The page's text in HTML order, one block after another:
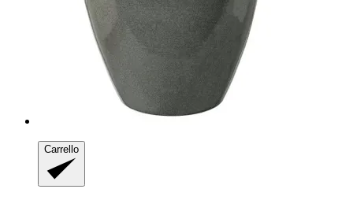
Carrello